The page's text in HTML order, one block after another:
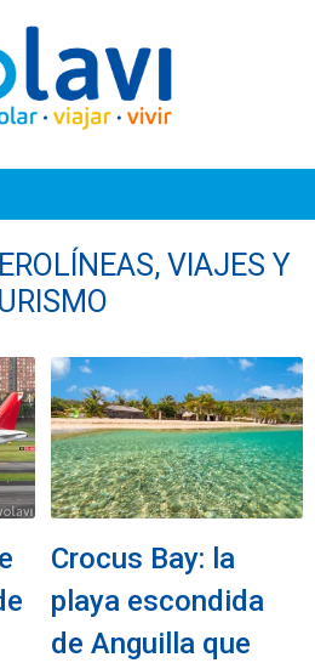
VIAJES Y
Crocus Bay: la
playa escondida
de Anguilla que